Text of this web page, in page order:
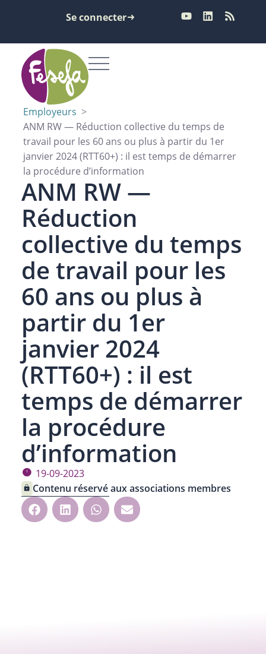
Se connecter
Employeurs >
ANM RW — Réduction collective du temps de
travail pour les 60 ans ou plus à partir du 1er
janvier 2024 (RTT60+) : il est temps de démarrer
la procédure d’information
ANM RW —
Réduction
collective du temps
de travail pour les
60 ans ou plus à
partir du 1er
janvier 2024
(RTT60+) : il est
temps de démarrer
la procédure
d’information
19-09-2023
Contenu réservé aux associations membres